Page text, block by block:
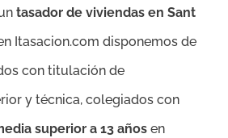
tasador de viviendas en Sant
Itasacion.com disponemos de
con titulación de
y técnica, colegiados con
superior a 13 años en